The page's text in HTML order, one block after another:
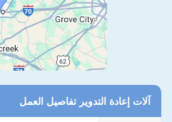
آلات إعادة التدوير تفاصيل العمل